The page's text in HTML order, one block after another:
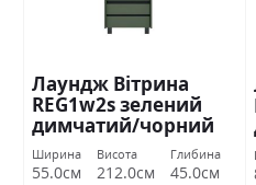
Лаундж Вітрина
REG1w2s зелений
димчатий/чорний
БРВ Україна
Ширина
55.0см
Висота
212.0см
Глибина
45.0см